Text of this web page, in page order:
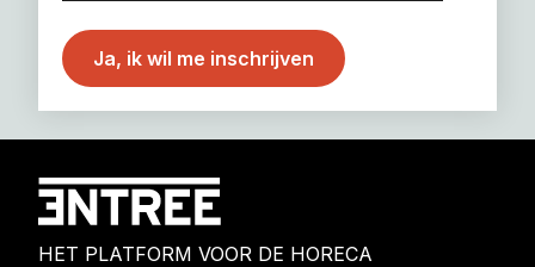
HET PLATFORM VOOR DE HORECA